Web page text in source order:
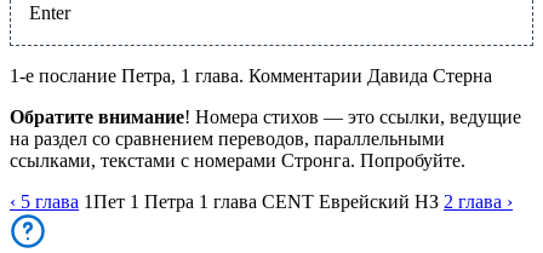
Enter
1-е послание Петра, 1 глава. Комментарии Давида Стерна
Обратите внимание! Номера стихов — это ссылки, ведущие
на раздел со сравнением переводов, параллельными
ссылками, текстами с номерами Стронга. Попробуйте.
‹ 5 глава 1Пет 1 Петра 1 глава CENT Еврейский НЗ 2 глава ›